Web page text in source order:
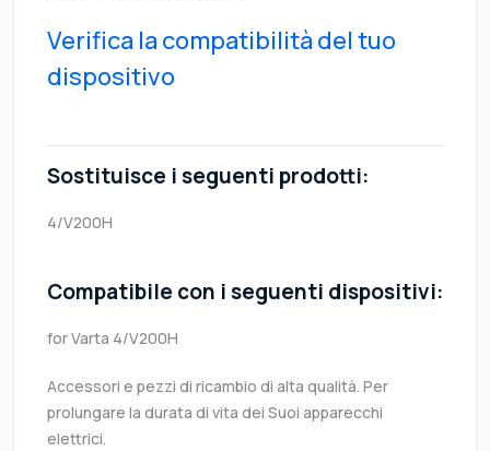
Verifica la compatibilità del tuo
dispositivo
Sostituisce i seguenti prodotti:
4/V200H
Compatibile con i seguenti dispositivi:
for Varta 4/V200H
Accessori e pezzi di ricambio di alta qualità. Per
prolungare la durata di vita dei Suoi apparecchi
elettrici.